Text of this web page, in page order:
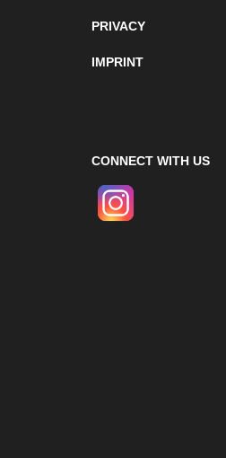
PRIVACY
IMPRINT
CONNECT WITH US